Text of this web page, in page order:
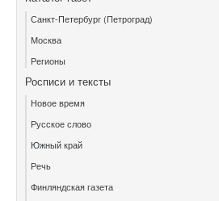
Санкт-Петербург (Петроград)
Москва
Регионы
Росписи и тексты
Новое время
Русское слово
Южный край
Речь
Финляндская газета